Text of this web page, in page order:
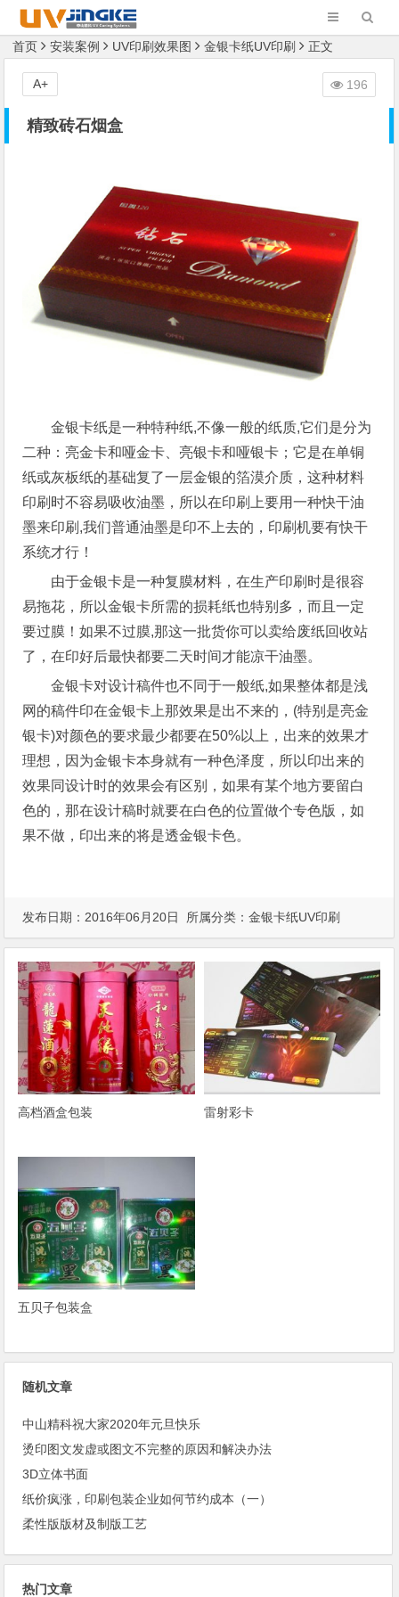
首页 安装案例 UV印刷效果图 金银卡纸UV印刷 正文
精致砖石烟盒
金银卡纸是一种特种纸,不像一般的纸质,它们是分为
二种：亮金卡和哑金卡、亮银卡和哑银卡；它是在单铜
纸或灰板纸的基础复了一层金银的箔漠介质，这种材料
印刷时不容易吸收油墨，所以在印刷上要用一种快干油
墨来印刷,我们普通油墨是印不上去的，印刷机要有快干
系统才行！
由于金银卡是一种复膜材料，在生产印刷时是很容
易拖花，所以金银卡所需的损耗纸也特别多，而且一定
要过膜！如果不过膜,那这一批货你可以卖给废纸回收站
了，在印好后最快都要二天时间才能凉干油墨。
金银卡对设计稿件也不同于一般纸,如果整体都是浅
网的稿件印在金银卡上那效果是出不来的，(特别是亮金
银卡)对颜色的要求最少都要在50%以上，出来的效果才
理想，因为金银卡本身就有一种色泽度，所以印出来的
效果同设计时的效果会有区别，如果有某个地方要留白
色的，那在设计稿时就要在白色的位置做个专色版，如
果不做，印出来的将是透金银卡色。
196
A+
发布日期：2016年06月20日 所属分类：金银卡纸UV印刷
高档酒盒包装 雷射彩卡
五贝子包装盒
随机文章
中山精科祝大家2020年元旦快乐
烫印图文发虚或图文不完整的原因和解决办法
3D立体书面
纸价疯涨，印刷包装企业如何节约成本（一）
柔性版版材及制版工艺
热门文章